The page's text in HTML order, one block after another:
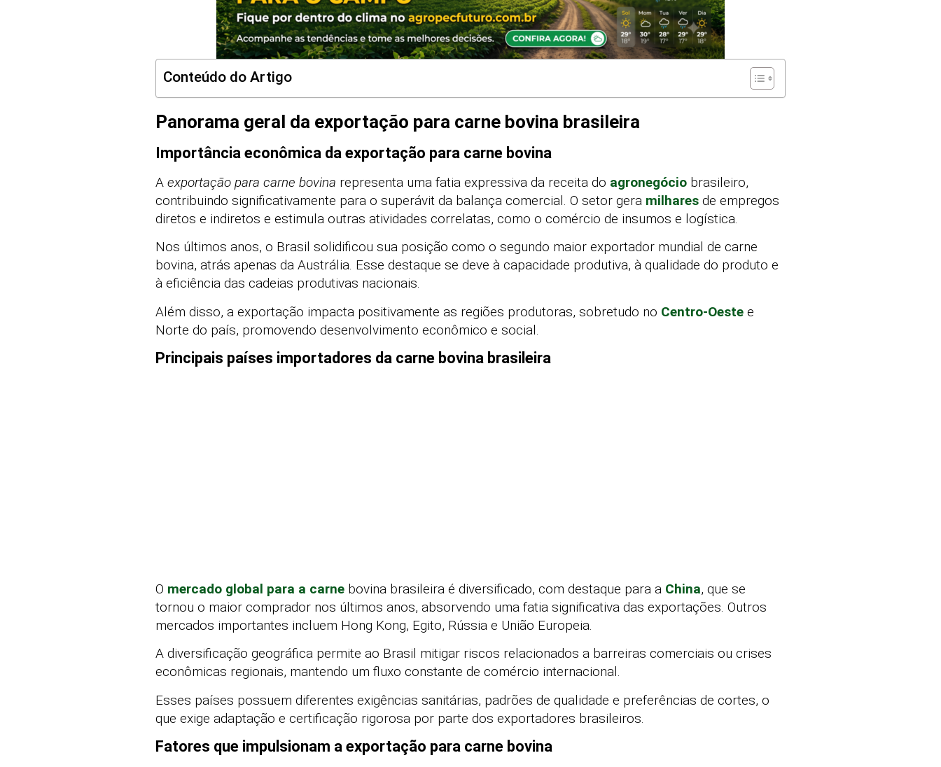
Conteúdo do Artigo
Panorama geral da exportação para carne bovina brasileira
Importância econômica da exportação para carne bovina
A exportação para carne bovina representa uma fatia expressiva da receita do agronegócio brasileiro,
contribuindo significativamente para o superávit da balança comercial. O setor gera milhares de empregos
diretos e indiretos e estimula outras atividades correlatas, como o comércio de insumos e logística.
Nos últimos anos, o Brasil solidificou sua posição como o segundo maior exportador mundial de carne
bovina, atrás apenas da Austrália. Esse destaque se deve à capacidade produtiva, à qualidade do produto e
à eficiência das cadeias produtivas nacionais.
Além disso, a exportação impacta positivamente as regiões produtoras, sobretudo no Centro-Oeste e
Norte do país, promovendo desenvolvimento econômico e social.
Principais países importadores da carne bovina brasileira
O mercado global para a carne bovina brasileira é diversificado, com destaque para a China, que se
tornou o maior comprador nos últimos anos, absorvendo uma fatia significativa das exportações. Outros
mercados importantes incluem Hong Kong, Egito, Rússia e União Europeia.
A diversificação geográfica permite ao Brasil mitigar riscos relacionados a barreiras comerciais ou crises
econômicas regionais, mantendo um fluxo constante de comércio internacional.
Esses países possuem diferentes exigências sanitárias, padrões de qualidade e preferências de cortes, o
que exige adaptação e certificação rigorosa por parte dos exportadores brasileiros.
Fatores que impulsionam a exportação para carne bovina